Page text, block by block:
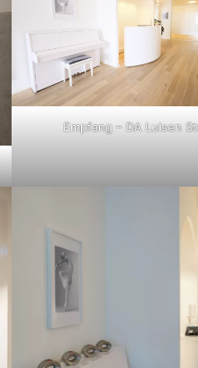
Empfang – DA Luisen